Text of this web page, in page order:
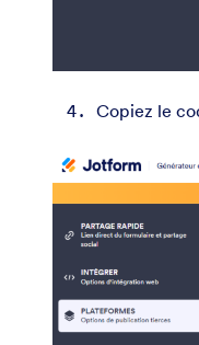
Copiez le